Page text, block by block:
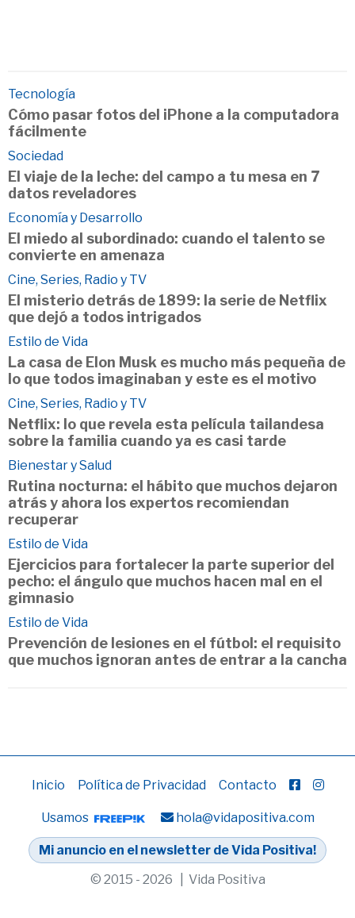
Tecnología
Cómo pasar fotos del iPhone a la computadora
fácilmente
Sociedad
El viaje de la leche: del campo a tu mesa en 7
datos reveladores
Economía y Desarrollo
El miedo al subordinado: cuando el talento se
convierte en amenaza
Cine, Series, Radio y TV
El misterio detrás de 1899: la serie de Netflix
que dejó a todos intrigados
Estilo de Vida
La casa de Elon Musk es mucho más pequeña de
lo que todos imaginaban y este es el motivo
Cine, Series, Radio y TV
Netflix: lo que revela esta película tailandesa
sobre la familia cuando ya es casi tarde
Bienestar y Salud
Rutina nocturna: el hábito que muchos dejaron
atrás y ahora los expertos recomiendan
recuperar
Estilo de Vida
Ejercicios para fortalecer la parte superior del
pecho: el ángulo que muchos hacen mal en el
gimnasio
Estilo de Vida
Prevención de lesiones en el fútbol: el requisito
que muchos ignoran antes de entrar a la cancha
Inicio Política de Privacidad Contacto
Usamos hola@vidapositiva.com
Mi anuncio en el newsletter de Vida Positiva!
© 2015 - 2026 | Vida Positiva